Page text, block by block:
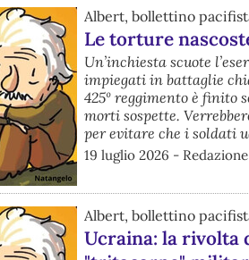
Albert, bollettino
Le torture
Un’inchiesta scuote
impiegati in battaglie
425º reggimento è finito
morti sospette.
per evitare che i soldati
19 luglio 2026 -
Albert, bollettino
Ucraina: la rivolta